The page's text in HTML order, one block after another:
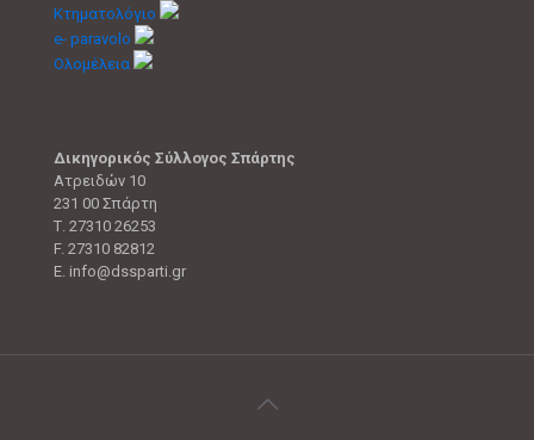
Κτηματολόγιο
e- paravolo
Ολομέλεια
Δικηγορικός Σύλλογος Σπάρτης
Ατρειδών 10
231 00 Σπάρτη
Τ. 27310 26253
F. 27310 82812
E. info@dssparti.gr